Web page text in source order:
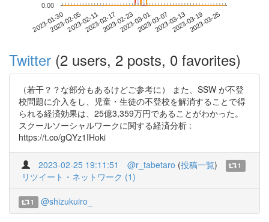
2023-01-302023-02-052023-02-112023-02-172023-02-232023-03-012023-03-072023-03-132023-03-192023-03-25
0.00
Twitter (2 users, 2 posts, 0 favorites)
（若干？？な部分もあるけどご参考に） また、SSW が不登
校問題に介入をし、児童・生徒の不登校を解消することで得
られる経済効果は、25億3,359万円であることがわかった。
スクールソーシャルワークに関する経済分析 :
https://t.co/gQYz1IHoki
2023-02-25 19:11:51 @r_tabetaro (投稿一覧) 1
リツイート・ネットワーク (1)
1 @shizukuiro_